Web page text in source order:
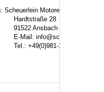
Motorentechnik
28
17554